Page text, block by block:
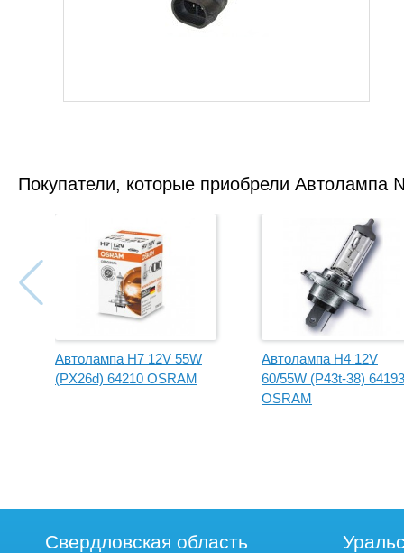
Покупатели, которые приобрели Автолампа
Автолампа H7 12V 55W
(PX26d) 64210 OSRAM
Автолампа H4 12V
60/55W (P43t-38) 64193
OSRAM
Свердловская область